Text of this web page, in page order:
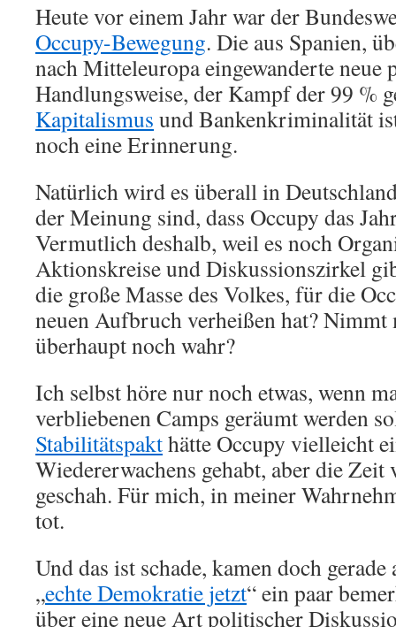
Heute vor einem Jahr war der
Occupy-Bewegung. Die aus Spanien,
nach Mitteleuropa eingewanderte neue
Handlungsweise, der Kampf der 99 %
Kapitalismus und Bankenkriminalität
noch eine Erinnerung.
Natürlich wird es überall in
der Meinung sind, dass Occupy das
Vermutlich deshalb, weil es noch
Aktionskreise und Diskussionszirkel
die große Masse des Volkes, für die
neuen Aufbruch verheißen hat? Nimmt
überhaupt noch wahr?
Ich selbst höre nur noch etwas, wenn
verbliebenen Camps geräumt werden
Stabilitätspakthätte Occupy vielleicht
Wiedererwachens gehabt, aber die
geschah. Für mich, in meiner
tot.
Und das ist schade, kamen doch gerade
„echte Demokratie jetzt“ ein paar
über eine neue Art politischer